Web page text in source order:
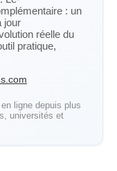
: un
jour
réelle du
pratique,
ligne depuis plus
universités et